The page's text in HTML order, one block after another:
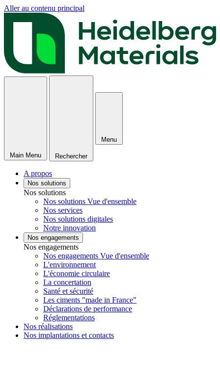
Aller au contenu principal
Main Menu Rechercher
Menu
A propos
Nos solutions
Nos solutions
Nos solutions Vue d'ensemble
Nos services
Nos solutions digitales
Notre innovation
Nos engagements
Nos engagements
Nos engagements Vue d'ensemble
L'environnement
L'économie circulaire
La concertation
Santé et sécurité
Les ciments "made in France"
Déclarations de performance
Réglementations
Nos réalisations
Nos implantations et contacts